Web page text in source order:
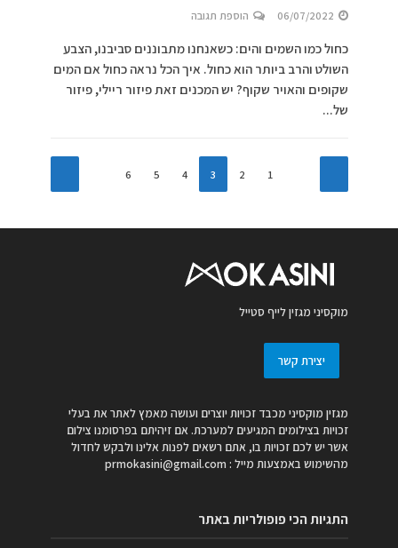
06/07/2022 הוספת תגובה
כחול כמו השמים והים: כשאנחנו מתבוננים סביבנו, הצבע
השולט והרב ביותר הוא כחול. איך הכל נראה כחול אם המים
שקופים והאויר שקוף? יש המכנים זאת פיזור ריילי, פיזור
של...
1
2
3
4
5
6
מוקסיני מגזין לייף סטייל
יצירת קשר
מגזין מוקסיני מכבד זכויות יוצרים ועושה מאמץ לאתר את בעלי
זכויות בצילומים המגיעים למערכת. אם זיהיתם בפרסומנו צילום
אשר יש לכם זכויות בו, אתם רשאים לפנות אלינו ולבקש לחדול
מהשימוש באמצעות מייל : prmokasini@gmail.com
התגיות הכי פופולריות באתר